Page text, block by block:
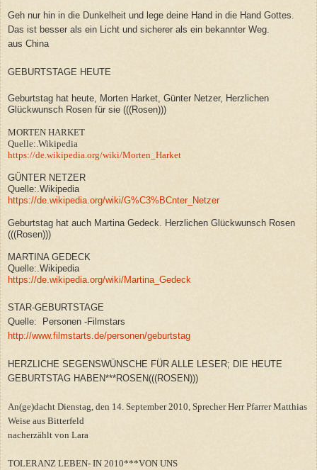
Geh nur hin in die Dunkelheit und lege deine Hand in die Hand Gottes.
Das ist besser als ein Licht und sicherer als ein bekannter Weg.
aus China
GEBURTSTAGE HEUTE
Geburtstag hat heute, Morten Harket, Günter Netzer, Herzlichen
Glückwunsch Rosen für sie (((Rosen)))
MORTEN HARKET
Quelle:.Wikipedia
https://de.wikipedia.org/wiki/Morten_Harket
GÜNTER NETZER
Quelle:.Wikipedia
https://de.wikipedia.org/wiki/G%C3%BCnter_Netzer
Geburtstag hat auch Martina Gedeck. Herzlichen Glückwunsch Rosen
(((Rosen)))
MARTINA GEDECK
Quelle:.Wikipedia
https://de.wikipedia.org/wiki/Martina_Gedeck
STAR-GEBURTSTAGE
Quelle: Personen -Filmstars
http://www.filmstarts.de/personen/geburtstag
HERZLICHE SEGENSWÜNSCHE FÜR ALLE LESER; DIE HEUTE
GEBURTSTAG HABEN***ROSEN(((ROSEN)))
An(ge)dacht Dienstag, den 14. September 2010, Sprecher Herr Pfarrer Matthias
Weise aus Bitterfeld
nacherzählt von Lara
TOLERANZ LEBEN- IN 2010***VON UNS